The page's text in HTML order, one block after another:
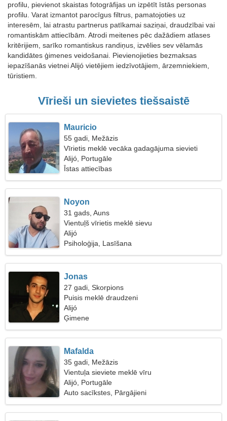
profilu, pievienot skaistas fotogrāfijas un izpētīt īstās personas
profilu. Varat izmantot parocīgus filtrus, pamatojoties uz
interesēm, lai atrastu partnerus patīkamai saziņai, draudzībai vai
romantiskām attiecībām. Atrodi meitenes pēc dažādiem atlases
kritērijiem, sarīko romantiskus randiņus, izvēlies sev vēlamās
kandidātes ģimenes veidošanai. Pievienojieties bezmaksas
iepazīšanās vietnei Alijó vietējiem iedzīvotājiem, ārzemniekiem,
tūristiem.
Vīrieši un sievietes tiešsaistē
Mauricio
55 gadi, Mežāzis
Vīrietis meklē vecāka gadagājuma sievieti
Alijó, Portugāle
Īstas attiecības
Noyon
31 gads, Auns
Vientuļš vīrietis meklē sievu
Alijó
Psiholoģija, Lasīšana
Jonas
27 gadi, Skorpions
Puisis meklē draudzeni
Alijó
Ģimene
Mafalda
35 gadi, Mežāzis
Vientuļa sieviete meklē vīru
Alijó, Portugāle
Auto sacīkstes, Pārgājieni